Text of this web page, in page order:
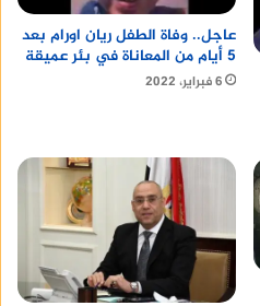
عاجل.. وفاة الطفل ريان اورام بعد
5 أيام من المعاناة في بئر عميقة
6 فبراير، 2022